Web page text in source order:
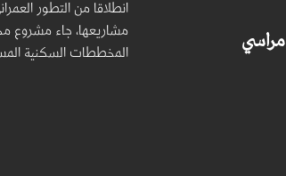
مراسي
انطلاقا من التطور
مشاريعها، جاء مشروع
المخططات السكنية